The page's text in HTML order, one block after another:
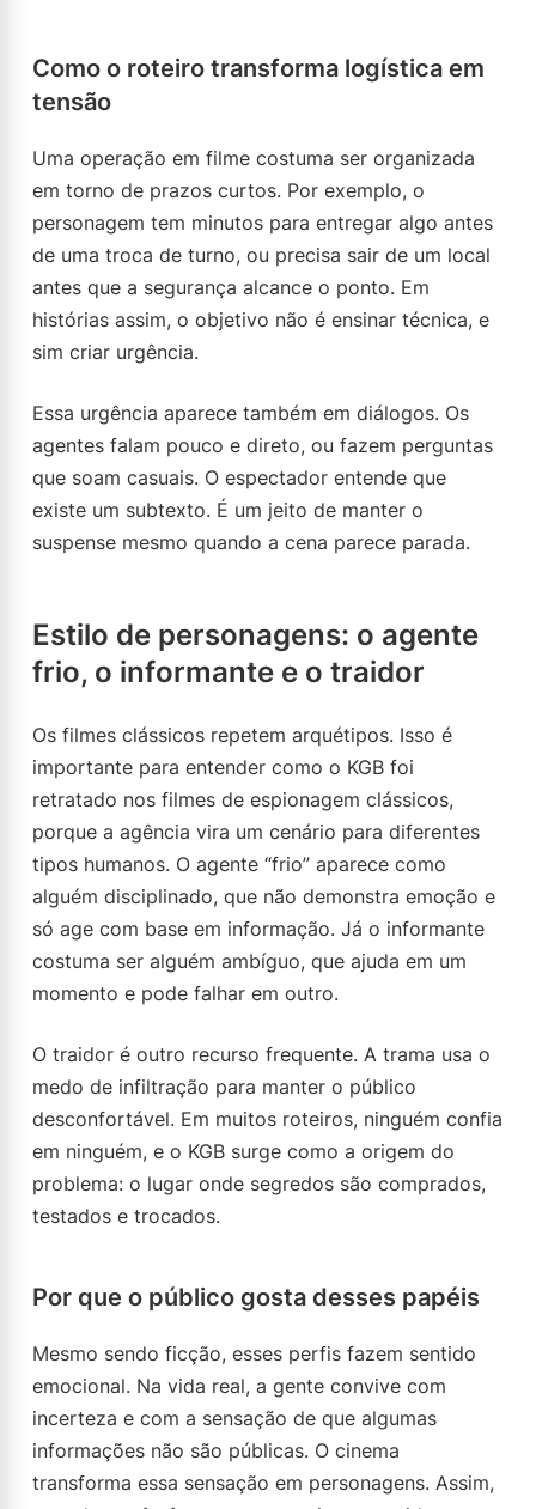
Como o roteiro transforma logística em
tensão
Uma operação em filme costuma ser organizada
em torno de prazos curtos. Por exemplo, o
personagem tem minutos para entregar algo antes
de uma troca de turno, ou precisa sair de um local
antes que a segurança alcance o ponto. Em
histórias assim, o objetivo não é ensinar técnica, e
sim criar urgência.
Essa urgência aparece também em diálogos. Os
agentes falam pouco e direto, ou fazem perguntas
que soam casuais. O espectador entende que
existe um subtexto. É um jeito de manter o
suspense mesmo quando a cena parece parada.
Estilo de personagens: o agente
frio, o informante e o traidor
Os filmes clássicos repetem arquétipos. Isso é
importante para entender como o KGB foi
retratado nos filmes de espionagem clássicos,
porque a agência vira um cenário para diferentes
tipos humanos. O agente “frio” aparece como
alguém disciplinado, que não demonstra emoção e
só age com base em informação. Já o informante
costuma ser alguém ambíguo, que ajuda em um
momento e pode falhar em outro.
O traidor é outro recurso frequente. A trama usa o
medo de infiltração para manter o público
desconfortável. Em muitos roteiros, ninguém confia
em ninguém, e o KGB surge como a origem do
problema: o lugar onde segredos são comprados,
testados e trocados.
Por que o público gosta desses papéis
Mesmo sendo ficção, esses perfis fazem sentido
emocional. Na vida real, a gente convive com
incerteza e com a sensação de que algumas
informações não são públicas. O cinema
transforma essa sensação em personagens. Assim,